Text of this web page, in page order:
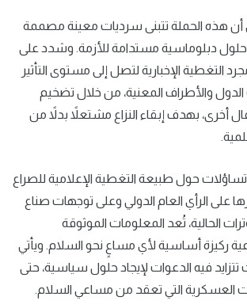
أن هذه الحملة تتبنى سرديات معينة مصممة
حلول دبلوماسية مستدامة للأزمة. وشدد على
التغطية الإخبارية لتصل إلى مستوى التأثير
الدول والأطراف المعنية، من خلال تضخيم
أخرى، بهدف إبقاء النزاع مشتعلاً بدلاً من
تساؤلات حول طبيعة التغطية الإعلامية للصراع
على الرأي العام الدولي وعلى توجهات صناع
الحالية، تُعد المعلومات الموثوقة
ركيزة أساسية لأي مساعٍ نحو السلام. ويأتي
فيه الدعوات لإيجاد حلول سياسية، حتى
العسكرية التي تعقد من مساعي السلام.